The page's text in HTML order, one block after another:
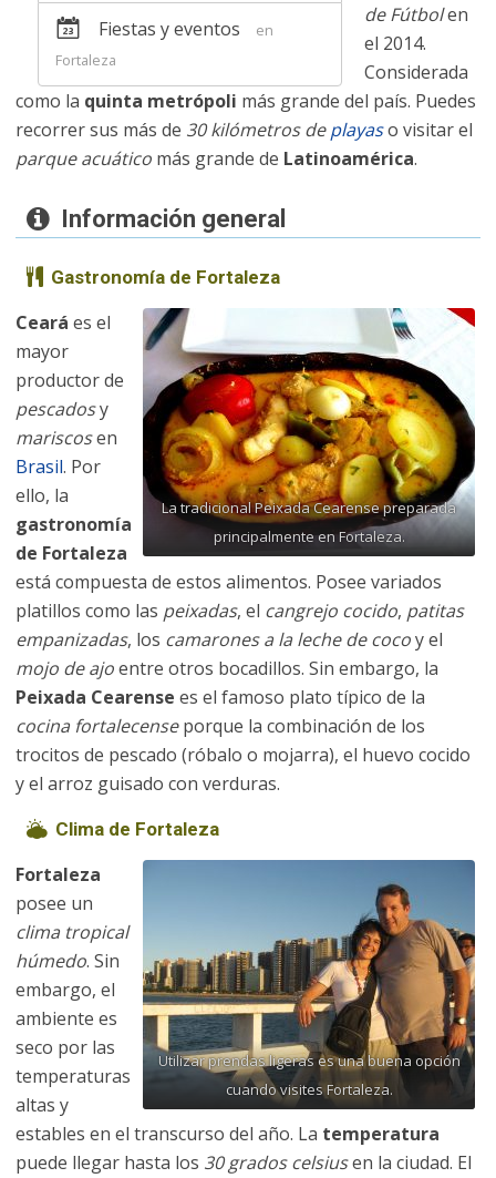
Fiestas y eventos
en
Fortaleza
de Fútbolen
el 2014.
Considerada
como la quinta metrópoli más grande del país. Puedes
recorrer sus más de 30 kilómetros deplayaso visitar el
parque acuático más grande de Latinoamérica.
Información general
Gastronomía de Fortaleza
La tradicional Peixada Cearense preparada
principalmente en Fortaleza.
Ceará es el
mayor
productor de
pescadosy
mariscosen
Brasil. Por
ello, la
gastronomía
de Fortaleza
está compuesta de estos alimentos. Posee variados
platillos como las peixadas, el cangrejo cocido, patitas
empanizadas, los camarones a la leche de cocoy el
mojo de ajoentre otros bocadillos. Sin embargo, la
Peixada Cearense es el famoso plato típico de la
cocina fortalecenseporque la combinación de los
trocitos de pescado (róbalo o mojarra), el huevo cocido
y el arroz guisado con verduras.
Clima de Fortaleza
Utilizar prendas ligeras es una buena opción
cuando visites Fortaleza.
Fortaleza
posee un
clima tropical
húmedo. Sin
embargo, el
ambiente es
seco por las
temperaturas
altas y
estables en el transcurso del año. La temperatura
puede llegar hasta los 30 grados celsiusen la ciudad. El